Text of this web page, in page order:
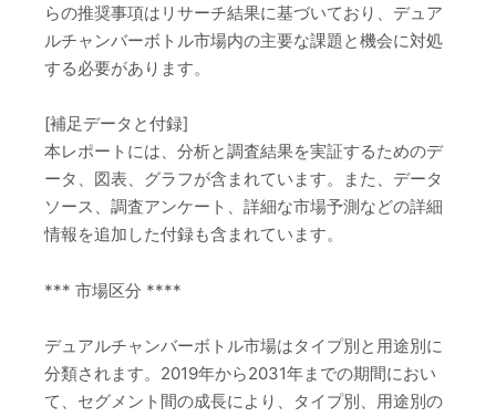
らの推奨事項はリサーチ結果に基づいており、デュア
ルチャンバーボトル市場内の主要な課題と機会に対処
する必要があります。
[補足データと付録]
本レポートには、分析と調査結果を実証するためのデ
ータ、図表、グラフが含まれています。また、データ
ソース、調査アンケート、詳細な市場予測などの詳細
情報を追加した付録も含まれています。
*** 市場区分 ****
デュアルチャンバーボトル市場はタイプ別と用途別に
分類されます。2019年から2031年までの期間におい
て、セグメント間の成長により、タイプ別、用途別の